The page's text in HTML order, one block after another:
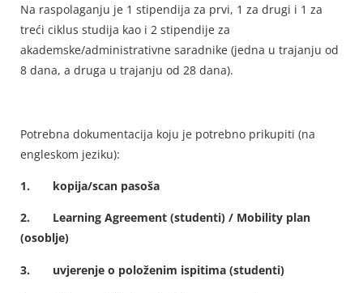
Na raspolaganju je 1 stipendija za prvi, 1 za drugi i 1 za
treći ciklus studija kao i 2 stipendije za
akademske/administrativne saradnike (jedna u trajanju od
8 dana, a druga u trajanju od 28 dana).
Potrebna dokumentacija koju je potrebno prikupiti (na
engleskom jeziku):
1. kopija/scan pasoša
2. Learning Agreement (studenti) / Mobility plan
(osoblje)
3. uvjerenje o položenim ispitima (studenti)